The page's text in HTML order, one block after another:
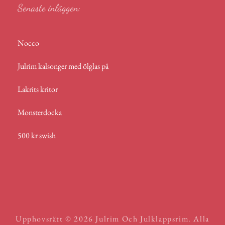
Senaste inläggen:
Nocco
Julrim kalsonger med ölglas på
Lakrits kritor
Monsterdocka
500 kr swish
Upphovsrätt © 2026 Julrim Och Julklappsrim. Alla